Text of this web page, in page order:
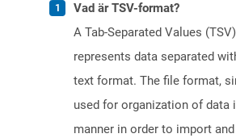
Vad är TSV-format?
A Tab-Separated Values
represents data separated
text format. The file format,
used for organization of data
manner in order to import